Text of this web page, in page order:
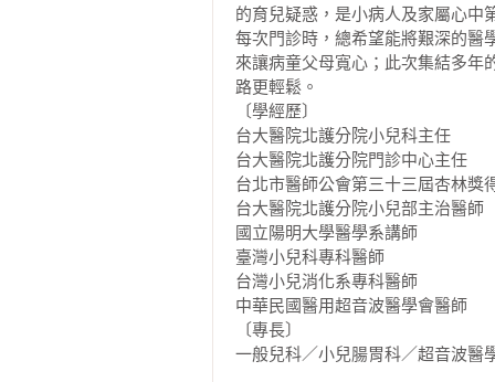
幫寶寶建立不偏食的良好習慣
製作副食品時的注意事項
．副食品製作食材的挑選、保存及
．副食品的挑選與食物過敏
三階段副食品基本處理及製作DIY
．第1階段副食品（4～6個月）
〔食物供應型態、注意事項、米麥
．第2階段副食品（7～9個月）
〔食物供應型態、注意事項〕
．第3階段副食品（10～12個月）
〔食物供應型態、注意事項〕
第二章：寶寶的三階段副食品＆斷
的育兒疑惑，是小病人及家屬心中
每次門診時，總希望能將艱深的醫
來讓病童父母寬心；此次集結多年
路更輕鬆。
〔學經歷〕
台大醫院北護分院小兒科主任
台大醫院北護分院門診中心主任
台北市醫師公會第三十三屆杏林獎
台大醫院北護分院小兒部主治醫師
國立陽明大學醫學系講師
臺灣小兒科專科醫師
台灣小兒消化系專科醫師
中華民國醫用超音波醫學會醫師
〔專長〕
一般兒科／小兒腸胃科／超音波醫